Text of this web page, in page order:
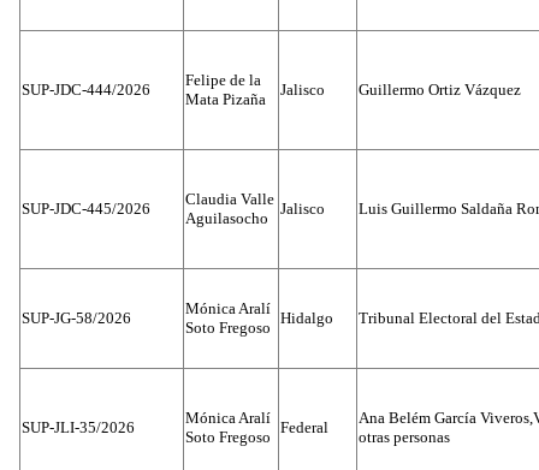
SUP-JDC-444/2026
Felipe de la
Mata Pizaña
Jalisco Guillermo Ortiz Vázquez
SUP-JDC-445/2026
Claudia Valle
Aguilasocho
Jalisco Luis Guillermo Saldaña
SUP-JG-58/2026
Mónica Aralí
Soto Fregoso
Hidalgo Tribunal Electoral del
SUP-JLI-35/2026
Mónica Aralí
Soto Fregoso
Federal
Ana Belém García
otras personas